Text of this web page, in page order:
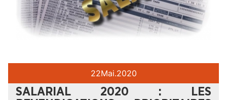
22Mai.2020
SALARIAL 2020 : LES